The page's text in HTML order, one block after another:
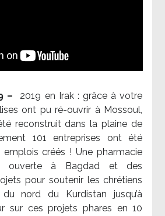
– 2019 en Irak : grâce à votre
ont pu ré-ouvrir à Mossoul,
reconstruit dans la plaine de
101 entreprises ont été
emplois créés ! Une pharmacie
ouverte à Bagdad et des
pour soutenir les chrétiens
nord du Kurdistan jusqu’à
sur ces projets phares en 10